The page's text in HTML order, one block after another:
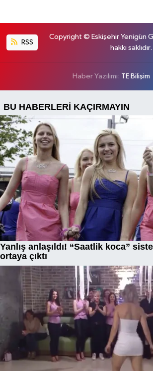
RSS
Copyright © Eskişehir Yenigün
hakkı saklıdır.
Haber Yazılımı: TE Bilişim